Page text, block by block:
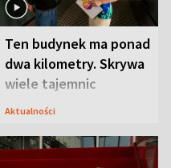
Ten budynek ma ponad
dwa kilometry. Skrywa
wiele tajemnic
Aktualności